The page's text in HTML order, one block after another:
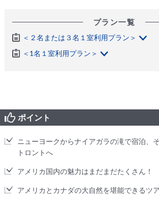
プラン一覧
＜２名または３名１室利用プラン＞
＜1名１室利用プラン＞
ポイント
ニューヨークからナイアガラの滝で宿泊、
トロントへ
アメリカ国内の魅力はまだまだたくさん！
アメリカとカナダの大自然を堪能できるツ